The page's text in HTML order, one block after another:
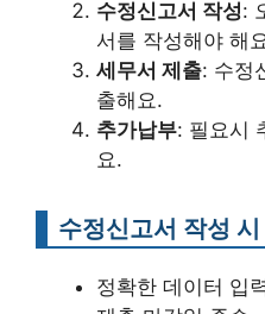
수정신고서 작성:
서를 작성해야 해
세무서 제출: 수정
출해요.
추가납부: 필요시
요.
수정신고서 작성
정확한 데이터 입